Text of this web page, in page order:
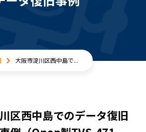
大阪市淀川区西中島で...
区西中島でのデータ復旧